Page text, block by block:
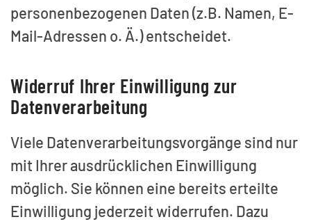
personenbezogenen Daten (z.B. Namen, E-
Mail-Adressen o. Ä.) entscheidet.
Widerruf Ihrer Einwilligung zur
Datenverarbeitung
Viele Datenverarbeitungsvorgänge sind nur
mit Ihrer ausdrücklichen Einwilligung
möglich. Sie können eine bereits erteilte
Einwilligung jederzeit widerrufen. Dazu